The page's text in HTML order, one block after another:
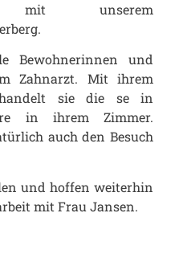
mit unserem
Bewohnerinnen und
Zahnarzt. Mit ihrem
sie die se in
in ihrem Zimmer.
auch den Besuch
und hoffen weiterhin
mit Frau Jansen.